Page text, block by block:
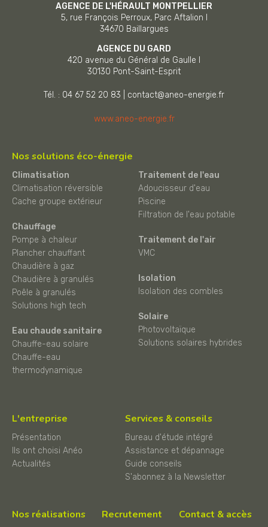
AGENCE DE L'HÉRAULT MONTPELLIER
5, rue François Perroux, Parc Aftalion I
34670 Baillargues
AGENCE DU GARD
420 avenue du Général de Gaulle I
30130 Pont-Saint-Esprit
Tél. : 04 67 52 20 83 contact@aneo-energie.fr
www.aneo-energie.fr
Nos solutions éco-énergie
Climatisation
Climatisation réversible
Cache groupe extérieur
Chauffage
Pompe à chaleur
Plancher chauffant
Chaudière à gaz
Chaudière à granulés
Poêle à granulés
Solutions high tech
Eau chaude sanitaire
Chauffe-eau solaire
Chauffe-eau
thermodynamique
Traitement de l'eau
Adoucisseur d'eau
Piscine
Filtration de l'eau potable
Traitement de l'air
VMC
Isolation
Isolation des combles
Solaire
Photovoltaïque
Solutions solaires hybrides
L'entreprise
Présentation
Ils ont choisi Anéo
Actualités
Services & conseils
Bureau d'étude intégré
Assistance et dépannage
Guide conseils
S'abonnez à la Newsletter
Nos réalisations Recrutement Contact & accès